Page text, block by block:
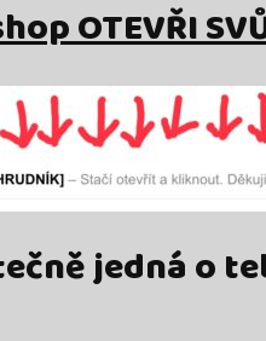
OTEVŘI
jedná o